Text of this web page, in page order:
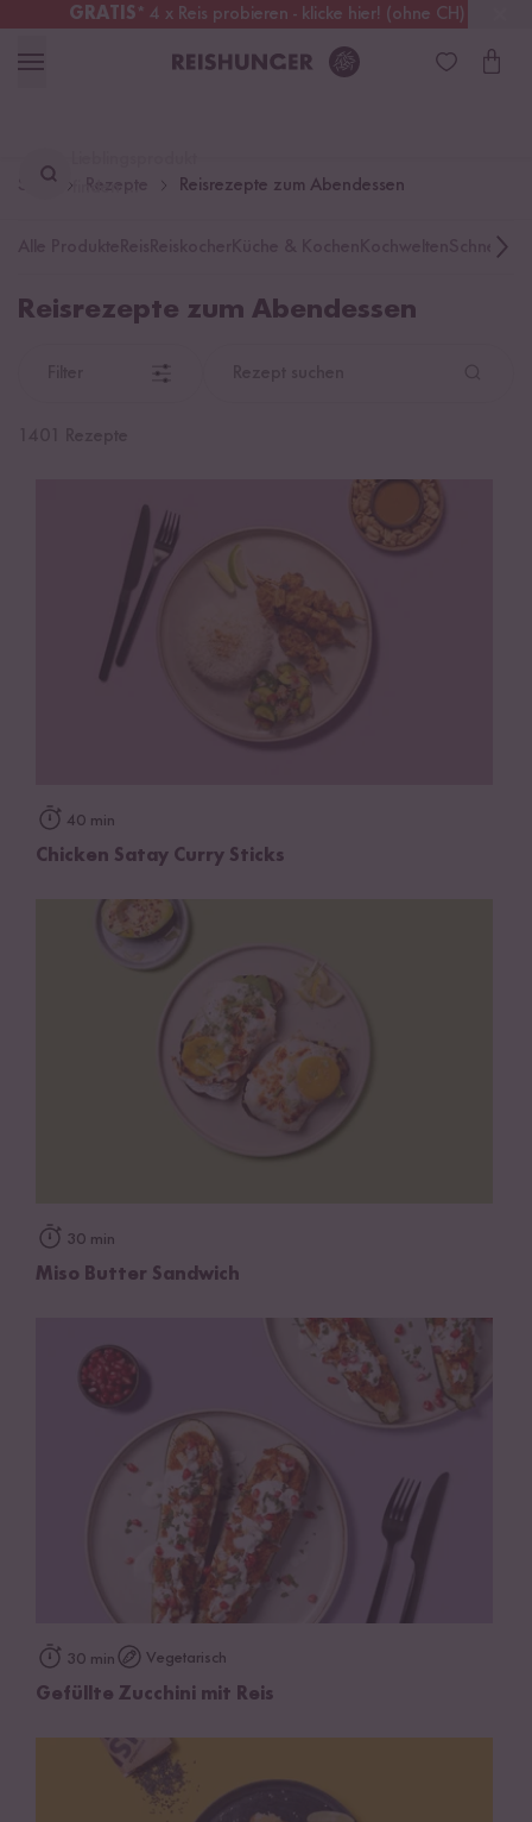
GRATIS* 4 x Reis probieren - klicke hier! (ohne CH)
Deutschland Kostenloser Versand
finden ...
Start Reisrezepte zum Abendessen
Schnelle
Reisrezepte zum Abendessen
40 min
Chicken Satay Curry Sticks
30 min
Miso Butter Sandwich
30 min Vegetarisch
Gefüllte Zucchini mit Reis